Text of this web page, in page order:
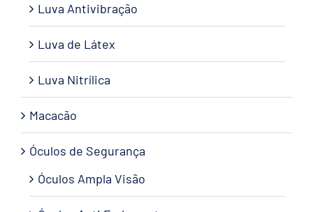
Luva Antivibração
Luva de Látex
Luva Nitrílica
Macacão
Óculos de Segurança
Óculos Ampla Visão